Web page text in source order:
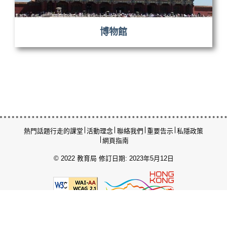
博物館
熱門話題行走的課堂 活動理念 聯絡我們 重要告示 私隱政策
網頁指南
© 2022 教育局 修訂日期: 2023年5月12日